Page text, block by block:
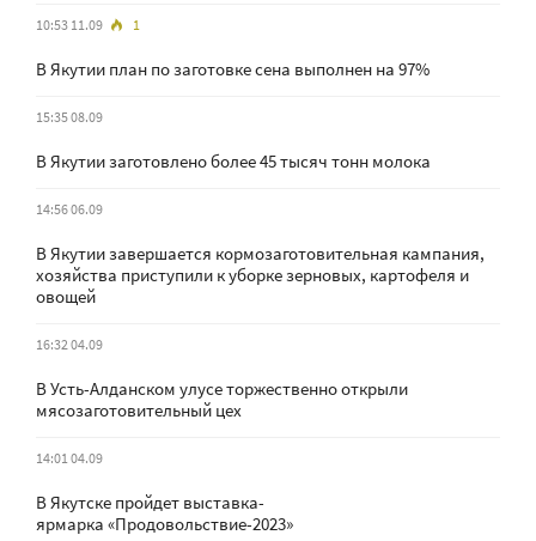
10:53 11.09 1
В Якутии план по заготовке сена выполнен на 97%
15:35 08.09
В Якутии заготовлено более 45 тысяч тонн молока
14:56 06.09
В Якутии завершается кормозаготовительная кампания,
хозяйства приступили к уборке зерновых, картофеля и
овощей
16:32 04.09
В Усть-Алданском улусе торжественно открыли
мясозаготовительный цех
14:01 04.09
В Якутске пройдет выставка-
ярмарка «Продовольствие-2023»